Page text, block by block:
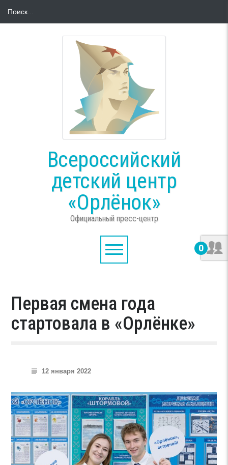
Всероссийский
детский центр
«Орлёнок»
Официальный пресс-центр
0
Первая смена года
стартовала в «Орлёнке»
12 января 2022